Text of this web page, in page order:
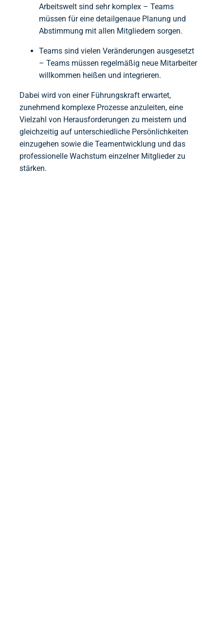
Arbeitswelt sind sehr komplex – Teams
müssen für eine detailgenaue Planung und
Abstimmung mit allen Mitgliedern sorgen.
Teams sind vielen Veränderungen ausgesetzt
– Teams müssen regelmäßig neue Mitarbeiter
willkommen heißen und integrieren.
Dabei wird von einer Führungskraft erwartet,
zunehmend komplexe Prozesse anzuleiten, eine
Vielzahl von Herausforderungen zu meistern und
gleichzeitig auf unterschiedliche Persönlichkeiten
einzugehen sowie die Teamentwicklung und das
professionelle Wachstum einzelner Mitglieder zu
stärken.